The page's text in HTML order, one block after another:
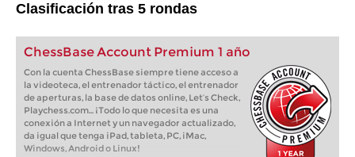
Clasificación tras 5 rondas
ChessBase Account Premium 1 año
Con la cuenta ChessBase siempre tiene acceso a
la videoteca, el entrenador táctico, el entrenador
de aperturas, la base de datos online, Let’s Check,
Playchess.com... ¡Todo lo que necesita es una
conexión a Internet y un navegador actualizado,
da igual que tenga iPad, tableta, PC, iMac,
Windows, Android o Linux!